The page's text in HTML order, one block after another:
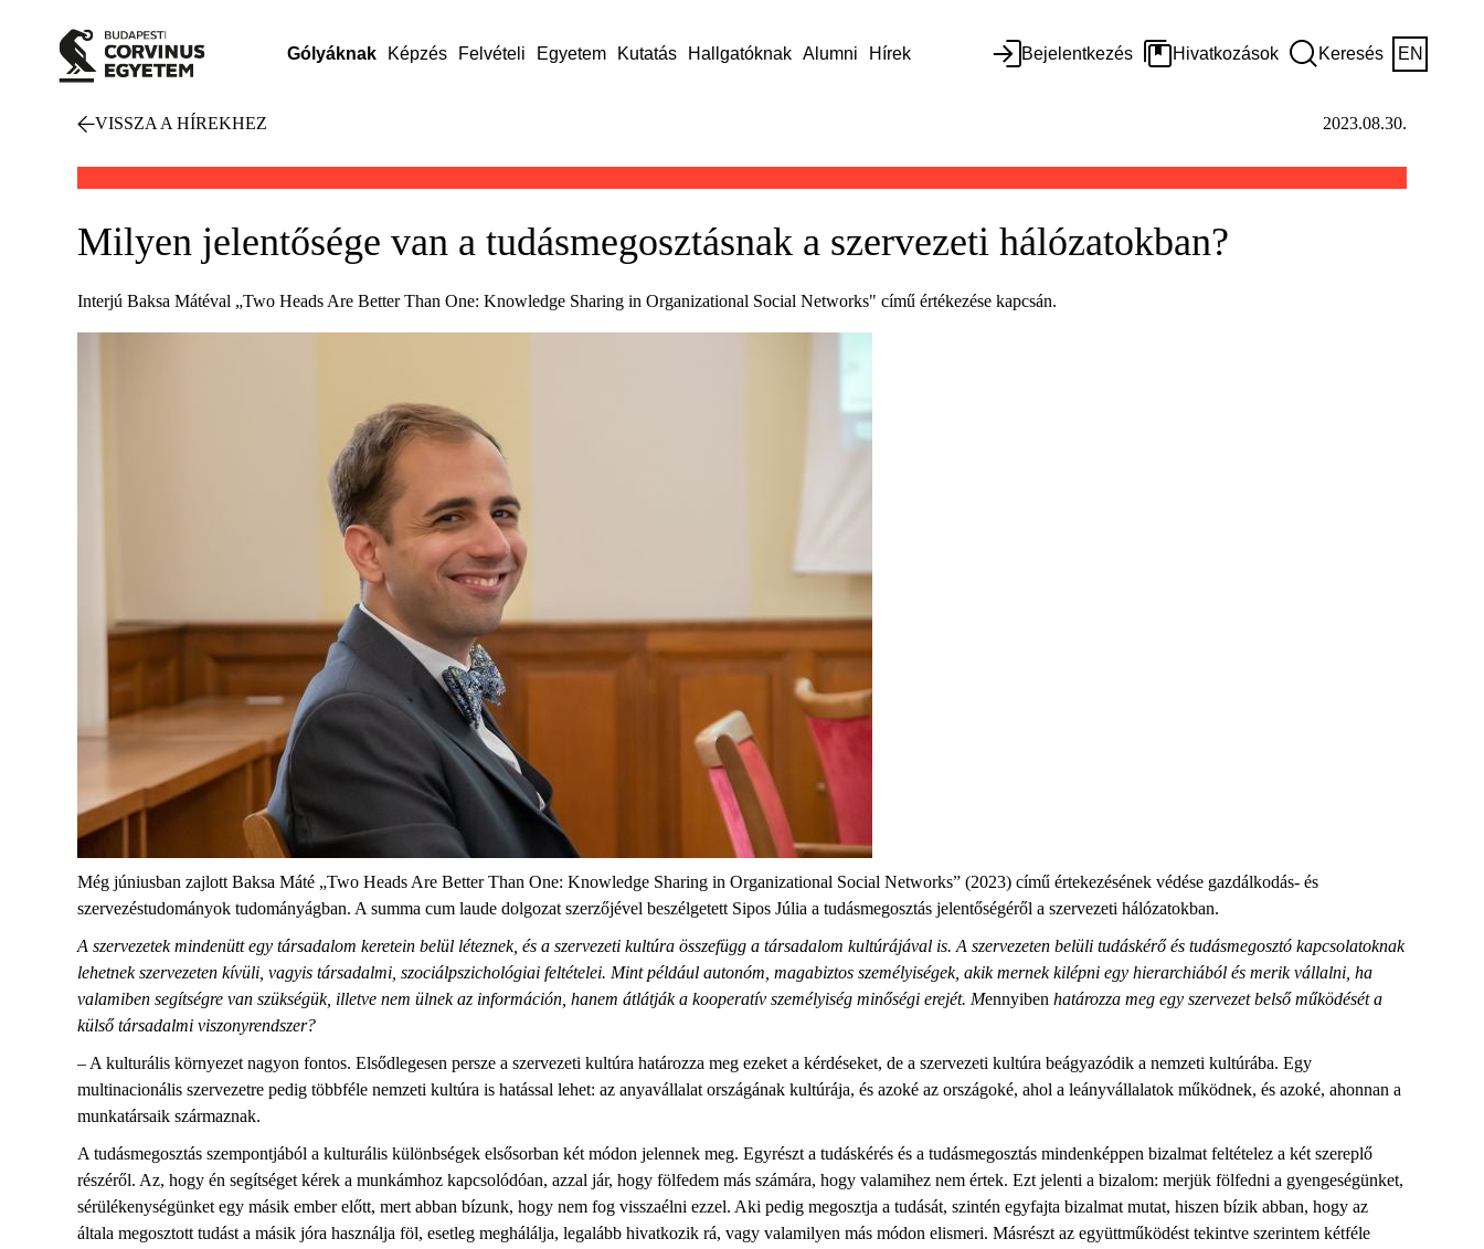
Gólyáknak Képzés Felvételi Egyetem Kutatás Hallgatóknak Alumni Hírek Bejelentkezés Hivatkozások Keresés EN
VISSZA A HÍREKHEZ 2023.08.30.
Milyen jelentősége van a tudásmegosztásnak a szervezeti hálózatokban?
Interjú Baksa Mátéval „Two Heads Are Better Than One: Knowledge Sharing in Organizational Social Networks" című értékezése kapcsán.
Még júniusban zajlott Baksa Máté „Two Heads Are Better Than One: Knowledge Sharing in Organizational Social Networks” (2023) című értekezésének védése gazdálkodás- és
szervezéstudományok tudományágban. A summa cum laude dolgozat szerzőjével beszélgetett Sipos Júlia a tudásmegosztás jelentőségéről a szervezeti hálózatokban.
A szervezetek mindenütt egy társadalom keretein belül léteznek, és a szervezeti kultúra összefügg a társadalom kultúrájával is. A szervezeten belüli tudáskérő és tudásmegosztó kapcsolatoknak
lehetnek szervezeten kívüli, vagyis társadalmi, szociálpszichológiai feltételei. Mint például autonóm, magabiztos személyiségek, akik mernek kilépni egy hierarchiából és merik vállalni, ha
valamiben segítségre van szükségük, illetve nem ülnek az információn, hanem átlátják a kooperatív személyiség minőségi erejét. Mennyiben határozza meg egy szervezet belső működését a
külső társadalmi viszonyrendszer?
– A kulturális környezet nagyon fontos. Elsődlegesen persze a szervezeti kultúra határozza meg ezeket a kérdéseket, de a szervezeti kultúra beágyazódik a nemzeti kultúrába. Egy
multinacionális szervezetre pedig többféle nemzeti kultúra is hatással lehet: az anyavállalat országának kultúrája, és azoké az országoké, ahol a leányvállalatok működnek, és azoké, ahonnan a
munkatársaik származnak.
A tudásmegosztás szempontjából a kulturális különbségek elsősorban két módon jelennek meg. Egyrészt a tudáskérés és a tudásmegosztás mindenképpen bizalmat feltételez a két szereplő
részéről. Az, hogy én segítséget kérek a munkámhoz kapcsolódóan, azzal jár, hogy fölfedem más számára, hogy valamihez nem értek. Ezt jelenti a bizalom: merjük fölfedni a gyengeségünket,
sérülékenységünket egy másik ember előtt, mert abban bízunk, hogy nem fog visszaélni ezzel. Aki pedig megosztja a tudását, szintén egyfajta bizalmat mutat, hiszen bízik abban, hogy az
általa megosztott tudást a másik jóra használja föl, esetleg meghálálja, legalább hivatkozik rá, vagy valamilyen más módon elismeri. Másrészt az együttműködést tekintve szerintem kétféle